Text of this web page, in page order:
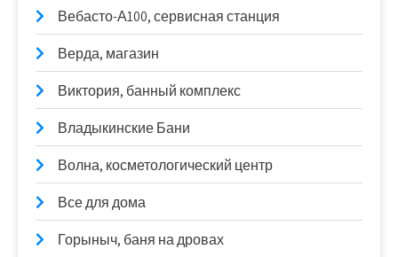
Вебасто-А100, сервисная станция
Верда, магазин
Виктория, банный комплекс
Владыкинские Бани
Волна, косметологический центр
Все для дома
Горыныч, баня на дровах